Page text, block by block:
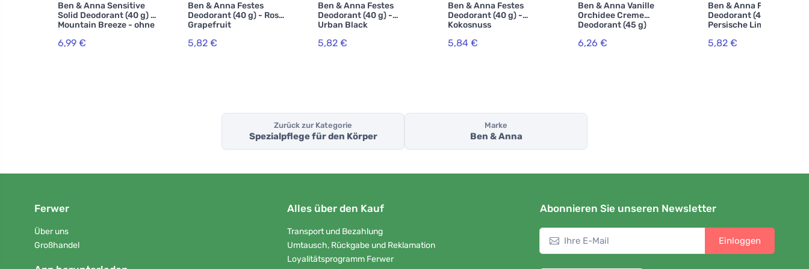
Ben & Anna Sensitive
Solid Deodorant (40 g) -
Mountain Breeze - ohne
6,99 €
Ben & Anna Festes
Deodorant (40 g) - Rosa
Grapefruit
5,82 €
Ben & Anna Festes
Deodorant (40 g) -
Urban Black
5,82 €
Ben & Anna Festes
Deodorant (40 g) -
Kokosnuss
5,84 €
Ben & Anna Vanille
Orchidee Creme
Deodorant (45 g)
6,26 €
Ben & Anna Festes
Deodorant (40 g) -
Persische Limette
5,82 €
Zurück zur Kategorie
Spezialpflege für den Körper
Marke
Ben & Anna
Ferwer
Über uns
Großhandel
Alles über den Kauf
Transport und Bezahlung
Umtausch, Rückgabe und Reklamation
Loyalitätsprogramm Ferwer
Abonnieren Sie unseren Newsletter
Einloggen